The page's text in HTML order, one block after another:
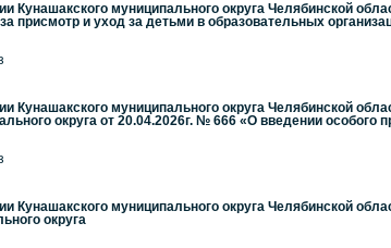
Кунашакского муниципального округа Челябинской
присмотр и уход за детьми в образовательных
Кунашакского муниципального округа Челябинской
округа от 20.04.2026г. № 666 «О введении особого
Кунашакского муниципального округа Челябинской
округа